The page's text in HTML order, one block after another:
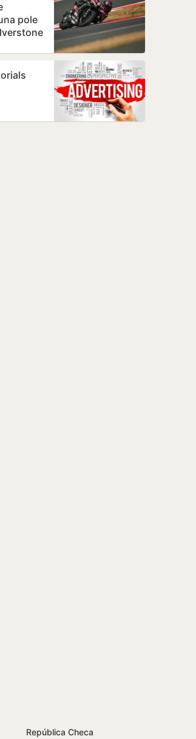
pole
República Checa